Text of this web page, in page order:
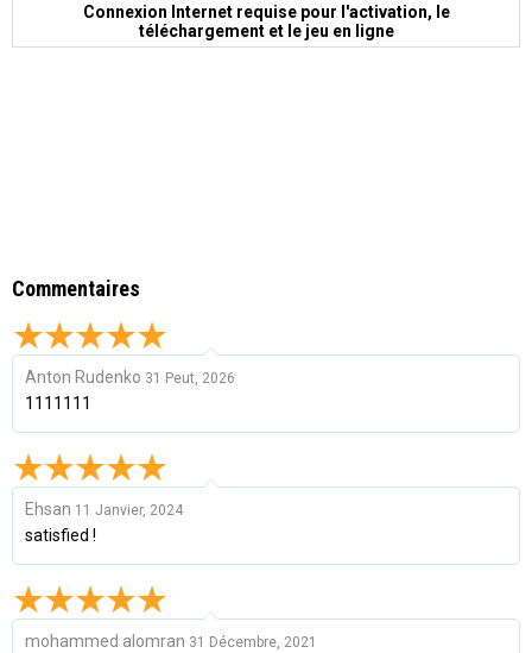
Connexion Internet requise pour l'activation, le
téléchargement et le jeu en ligne
Commentaires
Anton Rudenko 31 Peut, 2026
1111111
Ehsan 11 Janvier, 2024
satisfied !
mohammed alomran 31 Décembre, 2021